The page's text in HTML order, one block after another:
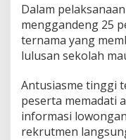
Dalam
menggandeng 25
ternama yang
lulusan sekolah
Antusiasme tinggi
peserta memadati
informasi
rekrutmen